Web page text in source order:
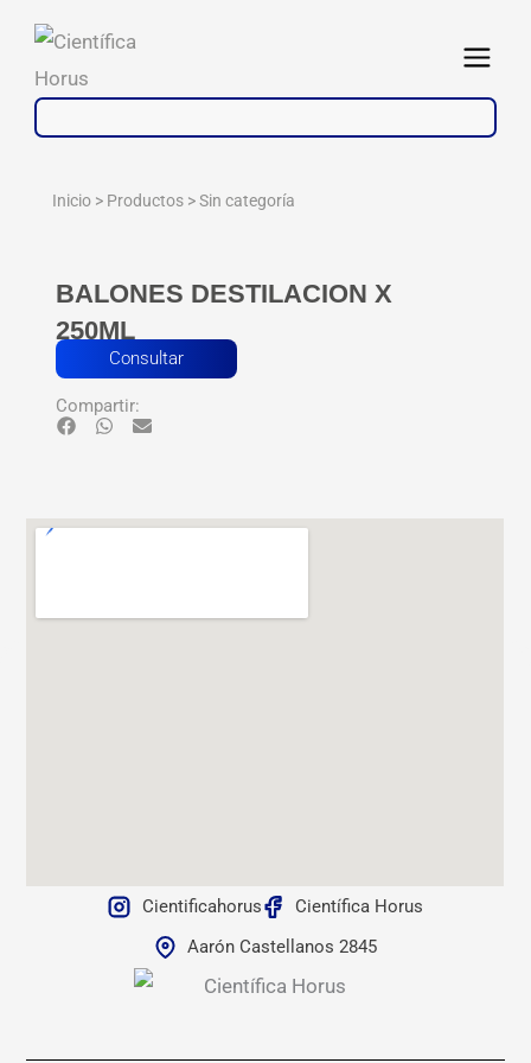
contenido
Abrir
Inicio > Productos >Sin categoría
BALONES DESTILACION X
250ML
Consultar
Compartir:
Cientificahorus
Científica Horus
Aarón Castellanos 2845